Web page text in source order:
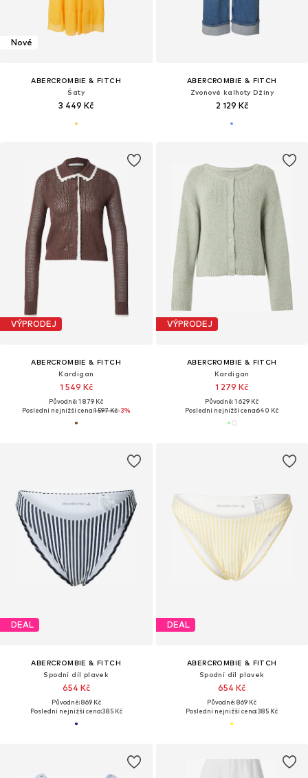
Nové
ABERCROMBIE & FITCH
Šaty
3 449 Kč
ABERCROMBIE & FITCH
Zvonové kalhoty Džíny
2 129 Kč
VÝPRODEJ
ABERCROMBIE & FITCH
Kardigan
1 549 Kč
Původně: 1 879 Kč
Poslední nejnižší cena:1 597 Kč-3%
VÝPRODEJ
ABERCROMBIE & FITCH
Kardigan
1 279 Kč
Původně: 1 629 Kč
Poslední nejnižší cena:640 Kč
DEAL
ABERCROMBIE & FITCH
Spodní díl plavek
654 Kč
Původně: 869 Kč
Poslední nejnižší cena:385 Kč
DEAL
ABERCROMBIE & FITCH
Spodní díl plavek
654 Kč
Původně: 869 Kč
Poslední nejnižší cena:385 Kč